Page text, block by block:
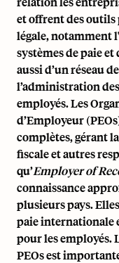
et offrent des
légale, notamment
systèmes de paie
aussi d’un réseau
l’administration
employés. Les
d’Employeur
complètes, gérant
fiscale et autres
qu’Employer of
connaissance
plusieurs pays.
paie internationale
pour les employés.
PEOs est